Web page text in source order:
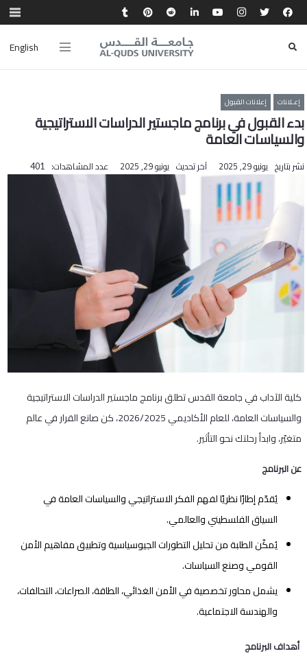
English
إعـلانات إعلانات القبول
بدء القبول في برنامج ماجستير الدراسات الاستراتيجية
والسياسات العامة
نشر بتاريخ يونيو 29, 2025 آخر تحديث يونيو 29, 2025 عدد المشاهدات: 401
كلية الآداب في جامعة القدس تطلق برنامج ماجستير الدراسات الاستراتيجية
والسياسات العامة، للعام الأكاديمي 2026/2025، كن صانع القرار في عالم
متغيّر، وابدأ رحلتك نحو التأثير.
عن البرنامج
يُقدّم إطارًا نظريًا لفهم الفكر الاستراتيجي والسياسات العامة في
السياق الفلسطيني والعالمي.
يُمكّن الطلبة من تحليل التطورات الجيوسياسية وتطبيق مفاهيم الأمن
القومي وصنع السياسات.
يشمل محاور تخصصية في الأمن الغذائي، الطاقة، الصراعات، التحالفات،
والهندسة الاجتماعية.
أهداف البرنامج